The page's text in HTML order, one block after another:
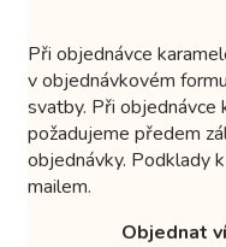
Při objednávce
v objednávkovém
svatby. Při objednávce
požadujeme předem
objednávky. Podklady
mailem.
Objednat